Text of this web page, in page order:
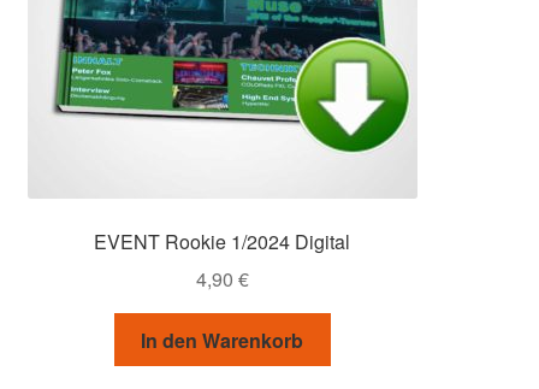
EVENT Rookie 1/2024 Digital
4,90 €
In den Warenkorb